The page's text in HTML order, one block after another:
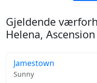
Gjeldende
Helena,
Jamestown
Sunny